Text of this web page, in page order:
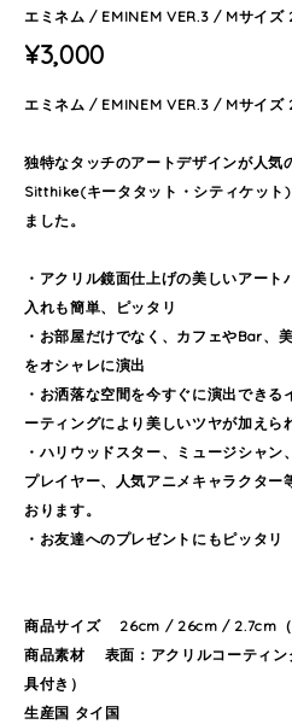
エミネム / EMINEM VER.3 / Mサイ
¥3,000
エミネム / EMINEM VER.3 / Mサイ
独特なタッチのアートデザインが人
Sitthike(キータタット・シティケット
ました。
・アクリル鏡面仕上げの美しいアー
入れも簡単、ピッタリ
・お部屋だけでなく、カフェやBar、
をオシャレに演出
・お洒落な空間を今すぐに演出でき
ーティングにより美しいツヤが加えら
・ハリウッドスター、ミュージシャ
プレイヤー、人気アニメキャラクター
おります。
・お友達へのプレゼントにもピッタリ
商品サイズ 26cm / 26cm / 2.7cm（
商品素材 表面：アクリルコーティ
具付き）
生産国 タイ国